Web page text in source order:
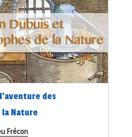
des
la Nature
Frécon